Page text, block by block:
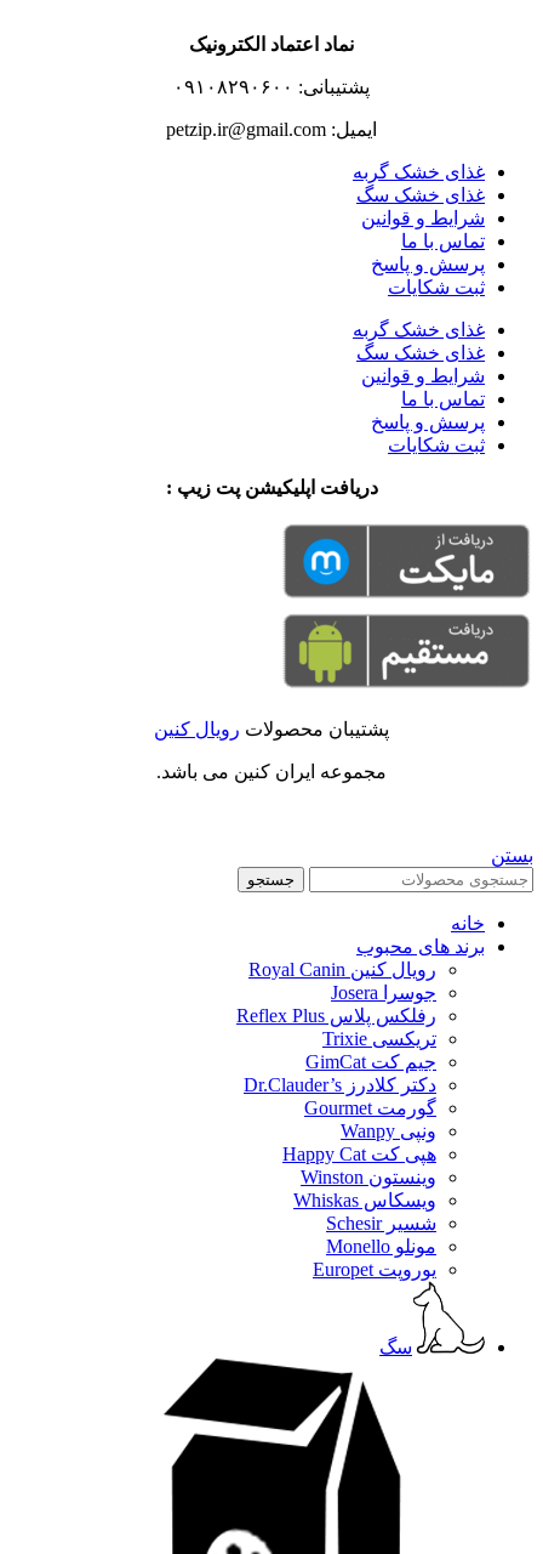
نماد اعتماد الکترونیک
پشتیبانی: ۰۹۱۰۸۲۹۰۶۰۰
ایمیل: petzip.ir@gmail.com
غذای خشک گربه
غذای خشک سگ
شرایط و قوانین
تماس با ما
پرسش و پاسخ
ثبت شکایات
غذای خشک گربه
غذای خشک سگ
شرایط و قوانین
تماس با ما
پرسش و پاسخ
ثبت شکایات
دریافت اپلیکیشن پت زیپ :
پشتیبان محصولات رویال کنین
مجموعه ایران کنین می باشد.
بستن
جستجو
خانه
برند های محبوب
رویال کنین Royal Canin
جوسرا Josera
رفلکس پلاس Reflex Plus
تریکسی Trixie
جیم کت GimCat
دکتر کلادرز Dr.Clauder’s
گورمت Gourmet
ونپی Wanpy
هپی کت Happy Cat
وینستون Winston
ویسکاس Whiskas
شسیر Schesir
مونلو Monello
یوروپت Europet
سگ